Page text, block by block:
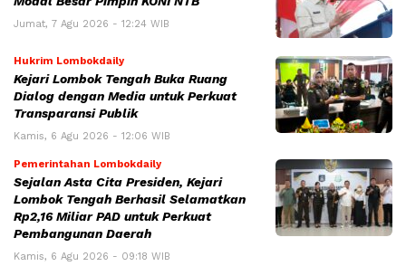
Jumat, 7 Agu 2026 - 12:24 WIB
Hukrim Lombokdaily
Kejari Lombok Tengah Buka Ruang
Dialog dengan Media untuk Perkuat
Transparansi Publik
Kamis, 6 Agu 2026 - 12:06 WIB
Pemerintahan Lombokdaily
Sejalan Asta Cita Presiden, Kejari
Lombok Tengah Berhasil Selamatkan
Rp2,16 Miliar PAD untuk Perkuat
Pembangunan Daerah
Kamis, 6 Agu 2026 - 09:18 WIB